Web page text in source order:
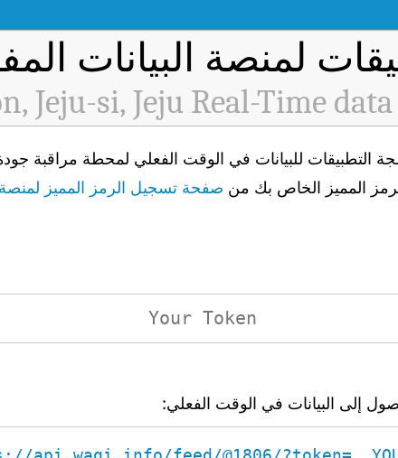
لمنصة البيانات
Jeju-si, Jeju Real-Time
المميز الخاص بك من صفحة تسجيل الرمز المميز لمنصة